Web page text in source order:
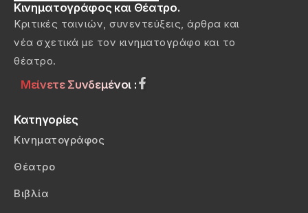
Κινηματογράφος και Θέατρο.
Κριτικές ταινιών, συνεντεύξεις, άρθρα και
νέα σχετικά με τον κινηματογράφο και το
θέατρο.
Μείνετε Συνδεμένοι :
Κατηγορίες
Κινηματογράφος
Θέατρο
Βιβλία